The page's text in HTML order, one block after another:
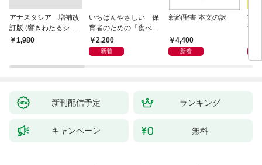
アナスタシア 増補改
訂版 (響きわたるシベ
リア杉シリーズ 1)
￥1,980
いちばんやさしい 保
育者のための「食べな
い子」サポートＢＯＯ
Ｋ 偏食・少食のお悩
2,200
新着
新約聖書 本文の訳
4,400
新着
実
す
新刊配信予定 ランキング
キャンペーン 無料